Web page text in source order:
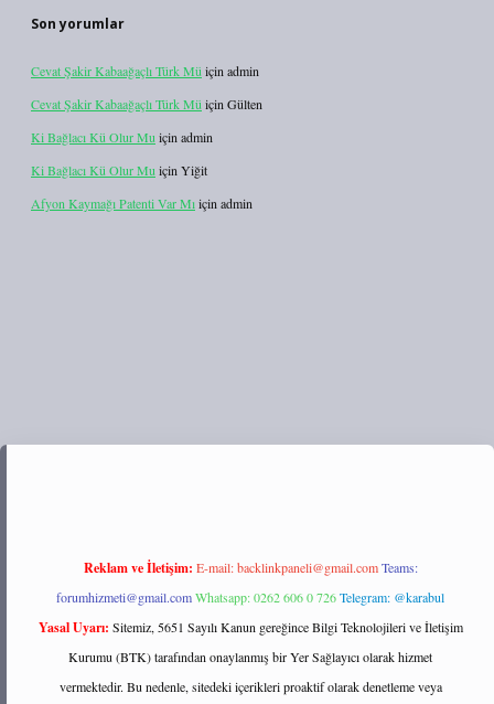
Son yorumlar
Cevat Şakir Kabaağaçlı Türk Mü için admin
Cevat Şakir Kabaağaçlı Türk Mü için Gülten
Ki Bağlacı Kü Olur Mu için admin
Ki Bağlacı Kü Olur Mu için Yiğit
Afyon Kaymağı Patenti Var Mıiçin admin
Reklam ve İletişim: E-mail:backlinkpaneli@gmail.com Teams:
forumhizmeti@gmail.comWhatsapp: 0262 606 0 726Telegram: @karabul
Yasal Uyarı: Sitemiz, 5651 Sayılı Kanun gereğince Bilgi Teknolojileri ve İletişim
Kurumu (BTK) tarafından onaylanmış bir Yer Sağlayıcı olarak hizmet
vermektedir. Bu nedenle, sitedeki içerikleri proaktif olarak denetleme veya